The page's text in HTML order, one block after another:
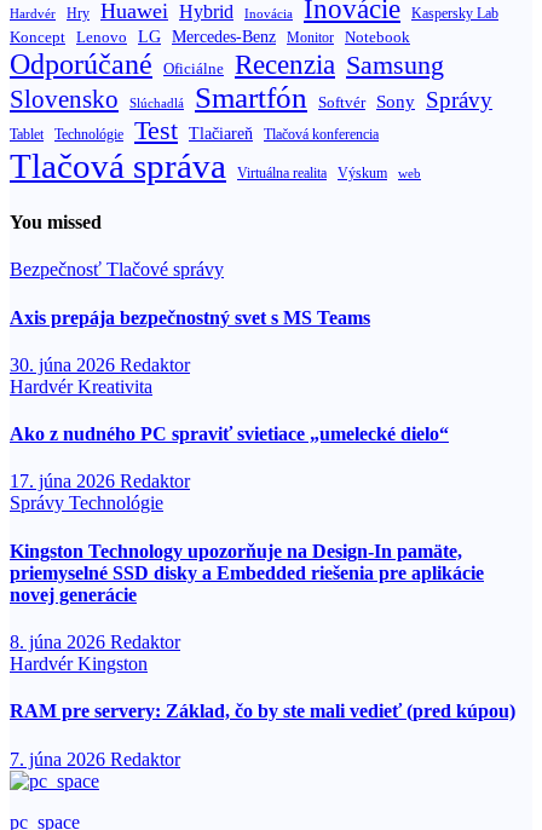
Hardvér Hry Huawei Hybrid Inovácia Inovácie Kaspersky Lab
Koncept Lenovo LG Mercedes-Benz Monitor Notebook
Odporúčané Oficiálne Recenzia Samsung
Slovensko Slúchadlá Smartfón Softvér Sony Správy
Tablet Technológie Test Tlačiareň Tlačová konferencia
Tlačová správa Virtuálna realita Výskum web
You missed
Bezpečnosť Tlačové správy
Axis prepája bezpečnostný svet s MS Teams
30. júna 2026 Redaktor
HardvérKreativita
Ako z nudného PC spraviť svietiace „umelecké dielo“
17. júna 2026 Redaktor
Správy Technológie
Kingston Technology upozorňuje na Design-In pamäte,
priemyselné SSD disky a Embedded riešenia pre aplikácie
novej generácie
8. júna 2026 Redaktor
HardvérKingston
RAM pre servery: Základ, čo by ste mali vedieť (pred kúpou)
7. júna 2026 Redaktor
pc_space